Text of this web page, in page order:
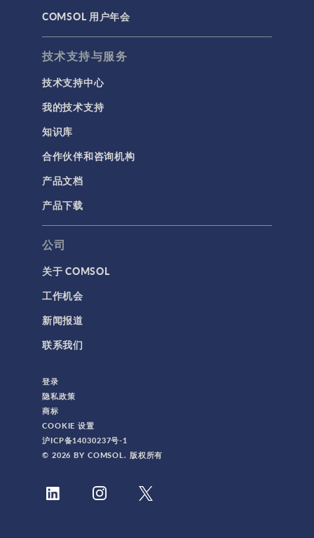
COMSOL 用户年会
技术支持与服务
技术支持中心
我的技术支持
知识库
合作伙伴和咨询机构
产品文档
产品下载
公司
关于 COMSOL
工作机会
新闻报道
联系我们
登录
隐私政策
商标
COOKIE 设置
沪ICP备14030237号-1
© 2026 BY COMSOL. 版权所有